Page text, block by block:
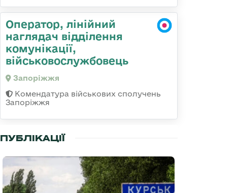
Оператор, лінійний
наглядач відділення
комунікації,
військовослужбовець
Запоріжжя
Комендатура військових сполучень
Запоріжжя
ПУБЛІКАЦІЇ